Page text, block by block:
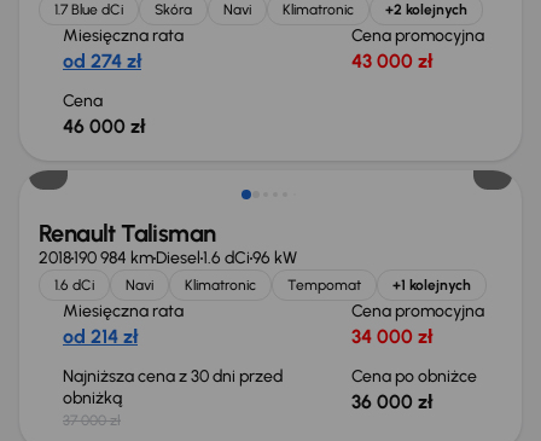
1.7 Blue dCi Skóra Navi Klimatronic +2 kolejnych
Miesięczna rata
od 274 zł
Cena promocyjna
43 000 zł
Cena
46 000 zł
Taniej o 1 000 zł
Renault Talisman
2018190 984 kmDiesel1.6 dCi96 kW
1.6 dCi Navi Klimatronic Tempomat +1 kolejnych
Miesięczna rata
od 214 zł
Cena promocyjna
34 000 zł
Najniższa cena z 30 dni przed
obniżką
37 000 zł
Cena po obniżce
36 000 zł